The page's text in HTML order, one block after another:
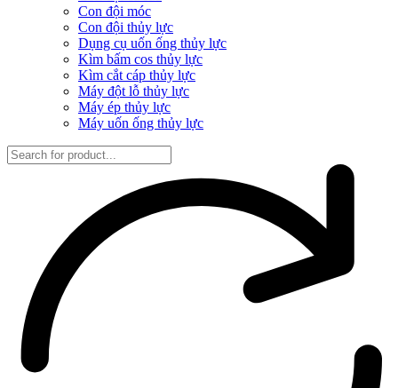
Con đội móc
Con đội thủy lực
Dụng cụ uốn ống thủy lực
Kìm bấm cos thủy lực
Kìm cắt cáp thủy lực
Máy đột lỗ thủy lực
Máy ép thủy lực
Máy uốn ống thủy lực